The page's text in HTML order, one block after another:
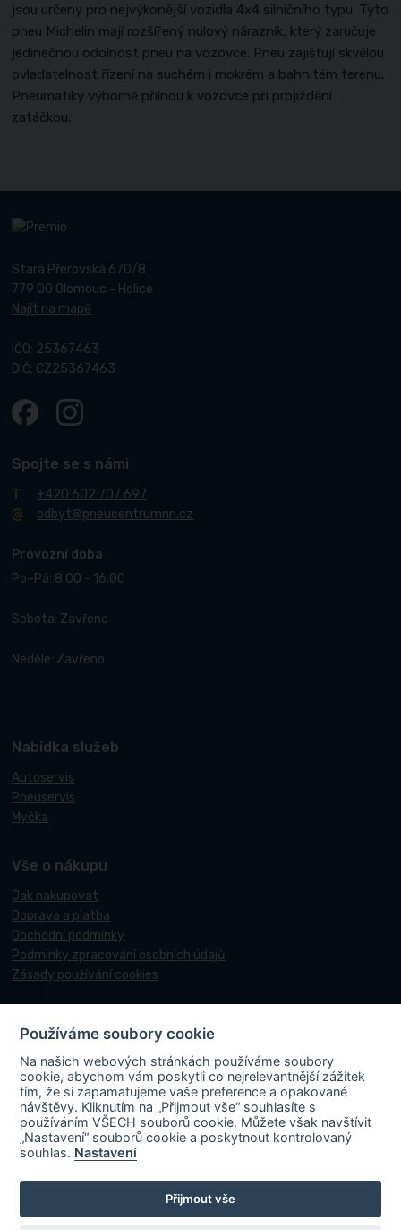
jsou určeny pro nejvýkonější vozidla 4x4 silničního typu. Tyto
pneu Michelin mají rozšířený nulový nárazník; který zaručuje
jedinečnou odolnost pneu na vozovce. Pneu zajišťují skvělou
ovladatelnost řízení na suchém i mokrém a bahnitém terénu.
Pneumatiky výborně přilnou k vozovce při projíždění
zatáčkou.
Stará Přerovská 670/8
779 00 Olomouc - Holice
Najít na mapě
IČO: 25367463
DIČ: CZ25367463
Spojte se s námi
+420 602 707 697
odbyt@pneucentrumnn.cz
Provozní doba
Po–Pá: 8.00 - 16.00
Sobota: Zavřeno
Neděle: Zavřeno
Nabídka služeb
Autoservis
Pneuservis
Myčka
Vše o nákupu
Jak nakupovat
Doprava a platba
Obchodní podmínky
Podmínky zpracování osobních údajů
Zásady používání cookies
© 2017-2026 Pneucentrum N&N.
Webové stránky realizovalMatosoft.
PNEUCENTRUM N & N s. r. o.
ve spolupráci s Ministerstvem průmyslu a
„FVE-PNEUCENTRUM NN-OLOMOUC“, rgč.
CZ.31.3.0/0.0/0.0/22_001/0006195. Projekt je spolufinancován
Evropskou unií. V rámci projektu byla na střechu místa podnikání
Používáme soubory cookie
Na našich webových stránkách používáme soubory
cookie, abychom vám poskytli co nejrelevantnější zážitek
tím, že si zapamatujeme vaše preference a opakované
návštěvy. Kliknutím na „Přijmout vše“ souhlasíte s
používáním VŠECH souborů cookie. Můžete však navštívit
„Nastavení“ souborů cookie a poskytnout kontrolovaný
souhlas. Nastavení
Přijmout vše